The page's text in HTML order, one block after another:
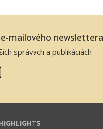
mailového newslettera
správach a publikáciách
HIGHLIGHTS